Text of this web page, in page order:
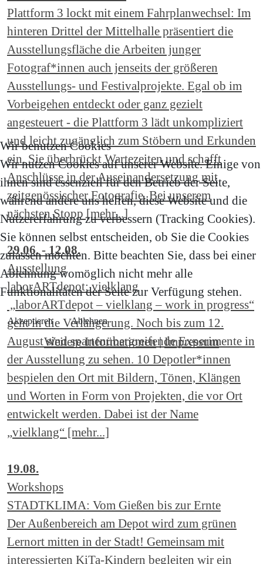
Plattform 3 lockt mit einem Fahrplanwechsel: Im
hinteren Drittel der Mittelhalle präsentiert die
Ausstellungsfläche die Arbeiten junger
Fotograf*innen auch jenseits der größeren
Ausstellungs- und Festivalprojekte. Egal ob im
Vorbeigehen entdeckt oder ganz gezielt
angesteuert - die Plattform 3 lädt unkompliziert
und leicht zugänglich zum Stöbern und Erkunden
ein. Sie überbrückt Wartezeiten und schafft
Anschlüsse in der Auseinandersetzung mit
zeitgenössischer Fotografie. Bei unserem
nächsten Stopp [mehr...]
29.06. - 12.08.
Ausstellung
laborARTdepot: vielklang
„laborARTdepot – vielklang – work in progress“
geht in die Verlängerung. Noch bis zum 12.
August sind spartenübergreifende Experimente in
der Ausstellung zu sehen. 10 Depotler*innen
bespielen den Ort mit Bildern, Tönen, Klängen
und Worten in Form von Projekten, die vor Ort
entwickelt werden. Dabei ist der Name
„vielklang“ [mehr...]
19.08.
Workshops
STADTKLIMA: Vom Gießen bis zur Ernte
Der Außenbereich am Depot wird zum grünen
Lernort mitten in der Stadt! Gemeinsam mit
interessierten KiTa-Kindern begleiten wir ein
Wir benutzen Cookies
Wir nutzen Cookies auf unserer Website. Einige von
ihnen sind essenziell für den Betrieb der Seite,
während andere uns helfen, diese Website und die
Nutzererfahrung zu verbessern (Tracking Cookies).
Sie können selbst entscheiden, ob Sie die Cookies
zulassen möchten. Bitte beachten Sie, dass bei einer
Ablehnung womöglich nicht mehr alle
Funktionalitäten der Seite zur Verfügung stehen.
Akzeptieren Ablehnen
Weitere Informationen|Impressum